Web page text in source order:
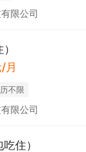
限公司
月
不限
限公司
住）